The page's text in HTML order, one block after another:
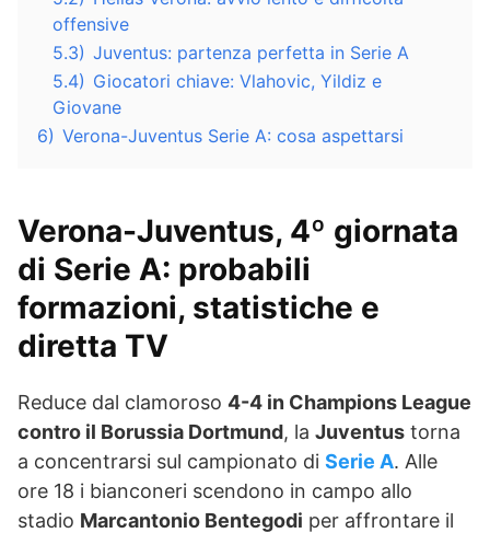
offensive
5.3) Juventus: partenza perfetta in Serie A
5.4) Giocatori chiave: Vlahovic, Yildiz e
Giovane
6) Verona-Juventus Serie A: cosa aspettarsi
Verona-Juventus, 4º giornata
di Serie A: probabili
formazioni, statistiche e
diretta TV
Reduce dal clamoroso 4-4 in Champions League
contro il Borussia Dortmund, la Juventus torna
a concentrarsi sul campionato di Serie A. Alle
ore 18 i bianconeri scendono in campo allo
stadio Marcantonio Bentegodi per affrontare il